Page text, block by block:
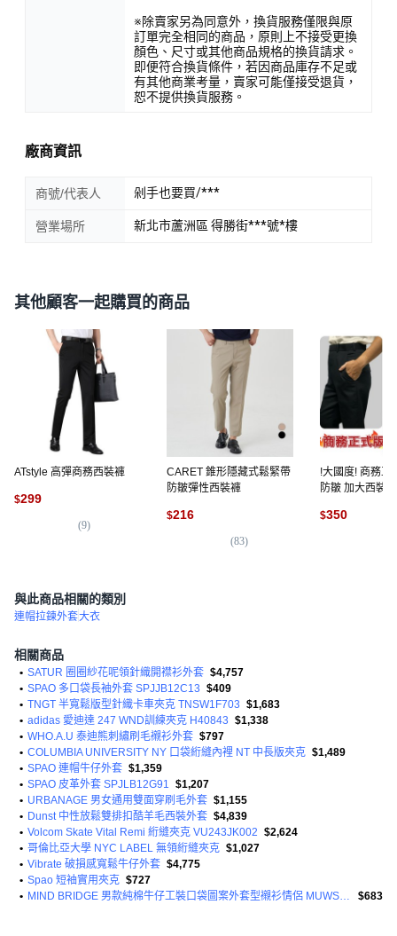
※除賣家另為同意外，換貨服務僅限與原
訂單完全相同的商品，原則上不接受更換
顏色、尺寸或其他商品規格的換貨請求。
即便符合換貨條件，若因商品庫存不足或
有其他商業考量，賣家可能僅接受退貨，
恕不提供換貨服務。
廠商資訊
商號/代表人 剁手也要買/***
營業場所 新北市蘆洲區 得勝街***號*樓
其他顧客一起購買的商品
ATstyle 高彈商務西裝褲
$299
(9)
CARET 錐形隱藏式鬆緊帶
防皺彈性西裝褲
$216
(83)
!大國度! 商務正
防皺 加大西裝
$350
與此商品相關的類別
連帽拉鍊外套大衣
相關商品
• SATUR 圈圈紗花呢領針織開襟衫外套 $4,757
• SPAO 多口袋長袖外套 SPJJB12C13 $409
• TNGT 半寬鬆版型針織卡車夾克 TNSW1F703 $1,683
• adidas 愛迪達 247 WND訓練夾克 H40843 $1,338
• WHO.A.U 泰迪熊刺繡刷毛襯衫外套 $797
• COLUMBIA UNIVERSITY NY 口袋絎縫內裡 NT 中長版夾克 $1,489
• SPAO 連帽牛仔外套 $1,359
• SPAO 皮革外套 SPJLB12G91 $1,207
• URBANAGE 男女通用雙面穿刷毛外套 $1,155
• Dunst 中性放鬆雙排扣酷羊毛西裝外套 $4,839
• Volcom Skate Vital Remi 絎縫夾克 VU243JK002 $2,624
• 哥倫比亞大學 NYC LABEL 無領絎縫夾克 $1,027
• Vibrate 破損感寬鬆牛仔外套 $4,775
• Spao 短袖實用夾克 $727
•
MIND BRIDGE 男款純棉牛仔工裝口袋圖案外套型襯衫情侶 MUWS6162 $683